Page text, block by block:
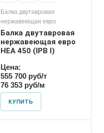
Балка двутавровая
нержавеющая евро
Балка двутавровая
нержавеющая евро
HEA 450 (IPB l)
Цена:
555 700 руб/т
76 353 руб/м
КУПИТЬ